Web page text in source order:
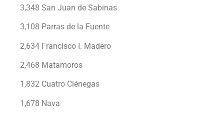
3,348 San Juan de Sabinas
3,108 Parras de la Fuente
2,634 Francisco I. Madero
2,468 Matamoros
1,832 Cuatro Ciénegas
1,678 Nava